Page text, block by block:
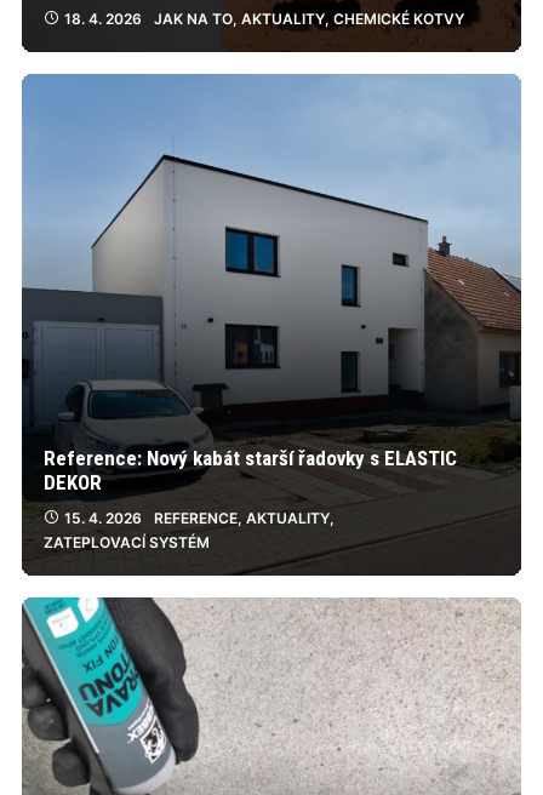
18. 4. 2026 JAK NA TO, AKTUALITY, CHEMICKÉ KOTVY
Reference: Nový kabát starší řadovky s ELASTIC
DEKOR
15. 4. 2026 REFERENCE, AKTUALITY,
ZATEPLOVACÍ SYSTÉM